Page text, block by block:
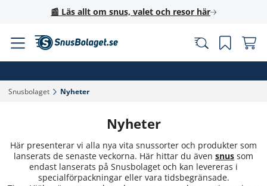
📰 Läs allt om snus, valet och resor här
Snusbolaget‎ Nyheter‎
Nyheter
Här presenterar vi alla nya vita snussorter och produkter som
lanserats de senaste veckorna. Här hittar du även snus som
endast lanserats på Snusbolaget och kan levereras i
specialförpackningar eller vara tidsbegränsade.